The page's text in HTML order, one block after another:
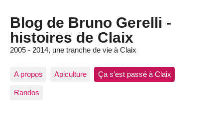
Blog de Bruno Gerelli -
histoires de Claix
2005 - 2014, une tranche de vie à Claix
A propos Apiculture Ça s’est passé à Claix
Randos